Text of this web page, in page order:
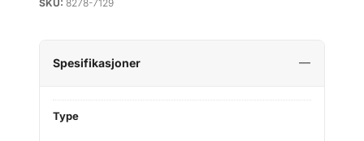
SKU: 8278-7129
Spesifikasjoner
Type